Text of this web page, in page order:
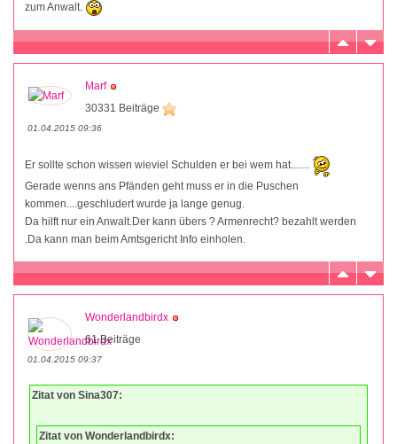
zum Anwalt.
Marf
30331 Beiträge
01.04.2015 09:36
Er sollte schon wissen wieviel Schulden er bei wem hat.......
Gerade wenns ans Pfänden geht muss er in die Puschen
kommen....geschludert wurde ja lange genug.
Da hilft nur ein Anwalt.Der kann übers ? Armenrecht? bezahlt werden
.Da kann man beim Amtsgericht Info einholen.
Wonderlandbirdx
61 Beiträge
01.04.2015 09:37
Zitat von Sina307:
Zitat von Wonderlandbirdx: